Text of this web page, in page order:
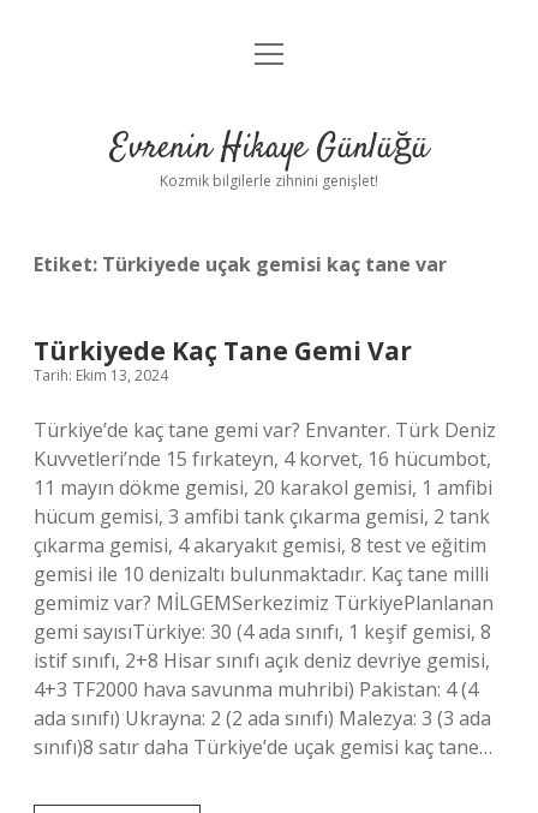
Anasayfa
Yasal Uyarı
menüyü
Evrenin Hikaye Günlüğü
Kozmik bilgilerle zihnini genişlet!
Etiket: Türkiyede uçak gemisi kaç tane var
Türkiyede Kaç Tane Gemi Var
Tarih: Ekim 13, 2024
Türkiye’de kaç tane gemi var? Envanter. Türk Deniz
Kuvvetleri’nde 15 fırkateyn, 4 korvet, 16 hücumbot,
11 mayın dökme gemisi, 20 karakol gemisi, 1 amfibi
hücum gemisi, 3 amfibi tank çıkarma gemisi, 2 tank
çıkarma gemisi, 4 akaryakıt gemisi, 8 test ve eğitim
gemisi ile 10 denizaltı bulunmaktadır. Kaç tane milli
gemimiz var? MİLGEMSerkezimiz TürkiyePlanlanan
gemi sayısıTürkiye: 30 (4 ada sınıfı, 1 keşif gemisi, 8
istif sınıfı, 2+8 Hisar sınıfı açık deniz devriye gemisi,
4+3 TF2000 hava savunma muhribi) Pakistan: 4 (4
ada sınıfı) Ukrayna: 2 (2 ada sınıfı) Malezya: 3 (3 ada
sınıfı)8 satır daha Türkiye’de uçak gemisi kaç tane…